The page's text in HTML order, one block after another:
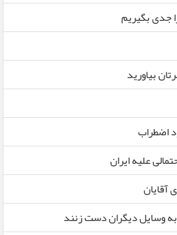
جدی بگیریم
بیاورید
اضطراب
علیه ایران
به وسایل دیگران دست زنند